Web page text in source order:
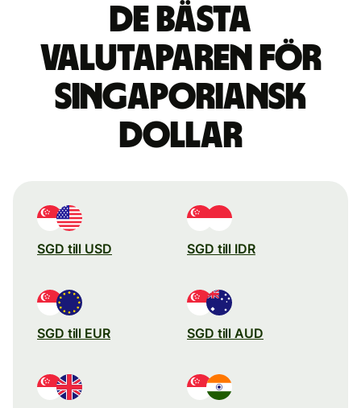
De bästa
valutaparen för
singaporiansk
dollar
SGD till USD SGD till IDR
SGD till EUR SGD till AUD